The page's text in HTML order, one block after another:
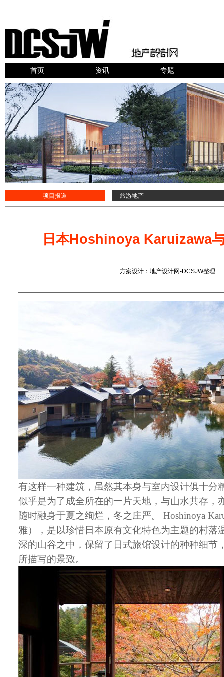
首页 资讯 专题
旅游地产
项目报道
日本Hoshinoya Karuizawa
方案设计：地产设计网-DCSJW整理
有这样一种建筑，虽然其本身与室内设计俱十分
似乎是为了成全所在的一片天地，与山水共存，
随时融身于夏之绚烂，冬之庄严。 Hoshinoya
雅），是以珍惜日本原有文化特色为主题的村落
深的山谷之中，保留了日式旅馆设计的种种细节
所描写的景致。